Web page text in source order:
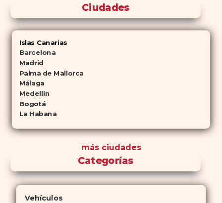
Ciudades
Islas Canarias
Barcelona
Madrid
Palma de Mallorca
Málaga
Medellín
Bogotá
La Habana
más ciudades
Categorías
Vehículos